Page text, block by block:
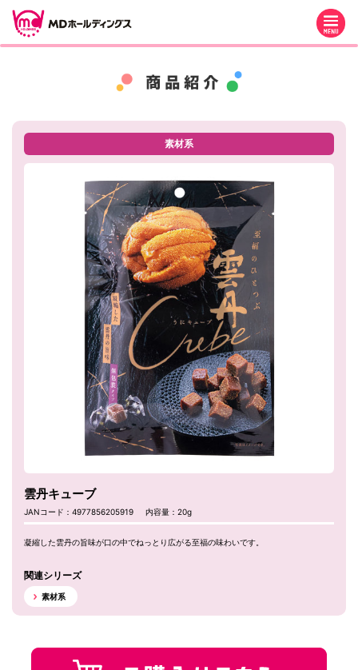
素材系
雲丹キューブ
JANコード：4977856205919 内容量：20g
凝縮した雲丹の旨味が口の中でねっとり広がる至福の味わいです。
関連シリーズ
素材系